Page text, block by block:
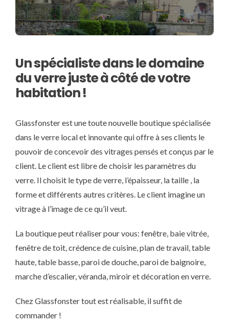
Un spécialiste dans le domaine
du verre juste à côté de votre
habitation !
Glassfonster est une toute nouvelle boutique spécialisée
dans le verre local et innovante qui offre à ses clients le
pouvoir de concevoir des vitrages pensés et conçus par le
client. Le client est libre de choisir les paramètres du
verre. Il choisit le type de verre, l’épaisseur, la taille , la
forme et différents autres critères. Le client imagine un
vitrage à l’image de ce qu’il veut.
La boutique peut réaliser pour vous: fenêtre, baie vitrée,
fenêtre de toit, crédence de cuisine, plan de travail, table
haute, table basse, paroi de douche, paroi de baignoire,
marche d’escalier, véranda, miroir et décoration en verre.
Chez Glassfonster tout est réalisable, il suffit de
commander !